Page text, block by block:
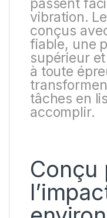
vibration.
conçus
fiable, une
supérieur
à toute
tâches en
accomplir.
Conçu